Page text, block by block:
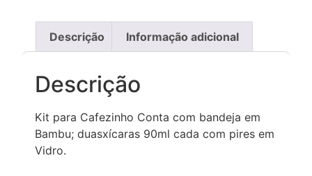
Descrição Informação adicional
Descrição
Kit para Cafezinho Conta com bandeja em
Bambu; duasxícaras 90ml cada com pires em
Vidro.